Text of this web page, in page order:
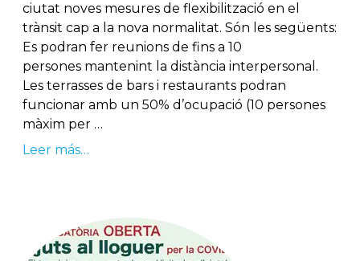
ciutat noves mesures de flexibilització en el
trànsit cap a la nova normalitat. Són les següents:
Es podran fer reunions de fins a 10
persones mantenint la distància interpersonal.
Les terrasses de bars i restaurants podran
funcionar amb un 50% d’ocupació (10 persones
màxim per …
Leer más…